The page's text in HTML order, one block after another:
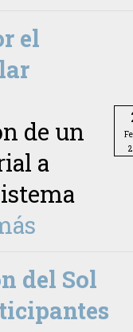
el
de un
a
del Sol